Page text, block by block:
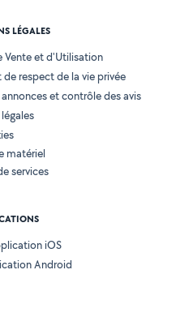
LÉGALES
Vente et d'Utilisation
respect de la vie privée
et contrôle des avis
matériel
services
iOS
Android